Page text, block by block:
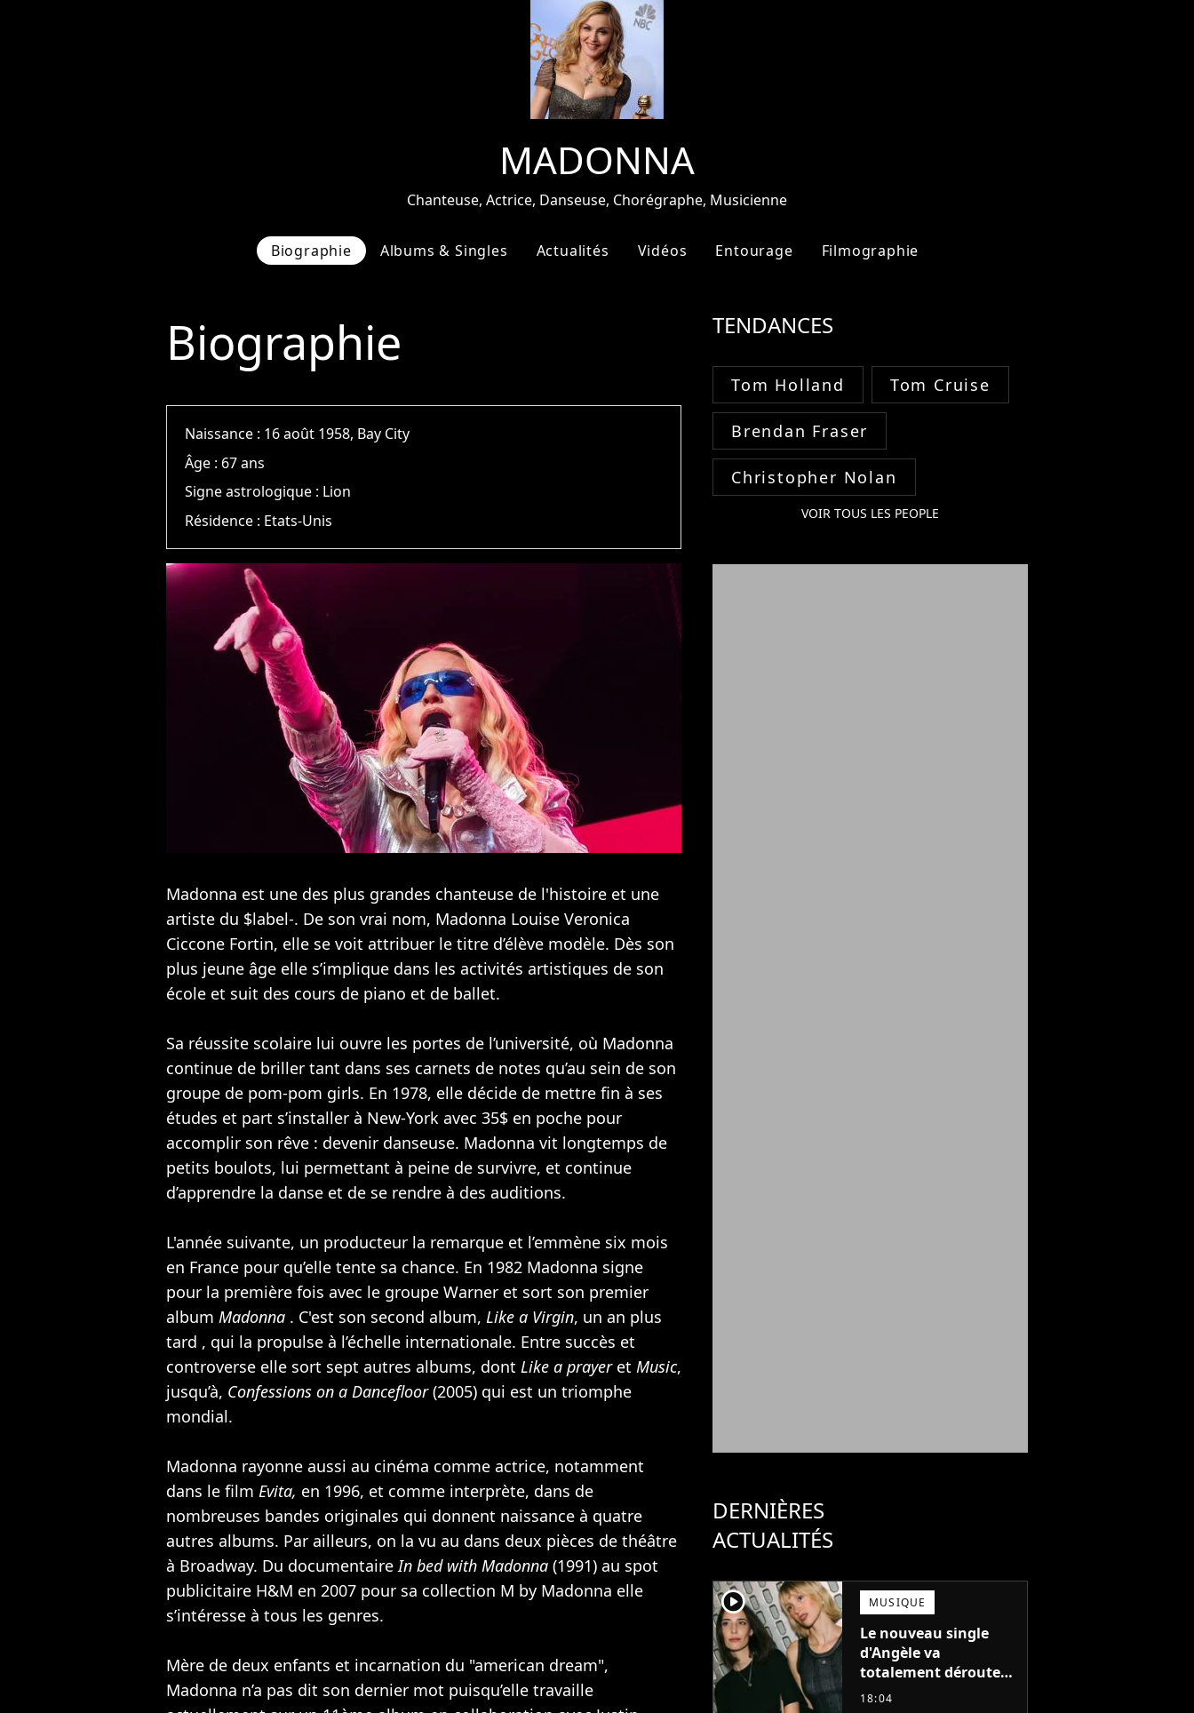
MADONNA
Chanteuse, Actrice, Danseuse, Chorégraphe, Musicienne
Biographie Albums & Singles Actualités Vidéos Entourage Filmographie
Biographie
Naissance : 16 août 1958, Bay City
Âge : 67 ans
Signe astrologique : Lion
Résidence : Etats-Unis
Madonna est une des plus grandes chanteuse de l'histoire et une
artiste du $label-. De son vrai nom, Madonna Louise Veronica
Ciccone Fortin, elle se voit attribuer le titre d’élève modèle. Dès son
plus jeune âge elle s’implique dans les activités artistiques de son
école et suit des cours de piano et de ballet.
Sa réussite scolaire lui ouvre les portes de l’université, où Madonna
continue de briller tant dans ses carnets de notes qu’au sein de son
groupe de pom-pom girls. En 1978, elle décide de mettre fin à ses
études et part s’installer à New-York avec 35$ en poche pour
accomplir son rêve : devenir danseuse. Madonna vit longtemps de
petits boulots, lui permettant à peine de survivre, et continue
d’apprendre la danse et de se rendre à des auditions.
L'année suivante, un producteur la remarque et l’emmène six mois
en France pour qu’elle tente sa chance. En 1982 Madonna signe
pour la première fois avec le groupe Warner et sort son premier
album Madonna . C'est son second album, Like a Virgin, un an plus
tard , qui la propulse à l’échelle internationale. Entre succès et
controverse elle sort sept autres albums, dont Like a prayer et Music,
jusqu’à, Confessions on a Dancefloor(2005) qui est un triomphe
mondial.
Madonna rayonne aussi au cinéma comme actrice, notamment
dans le film Evita, en 1996, et comme interprète, dans de
nombreuses bandes originales qui donnent naissance à quatre
autres albums. Par ailleurs, on la vu au dans deux pièces de théâtre
à Broadway. Du documentaireIn bed with Madonna (1991) au spot
publicitaire H&M en 2007 pour sa collection M by Madonna elle
s’intéresse à tous les genres.
Mère de deux enfants et incarnation du "american dream",
Madonna n’a pas dit son dernier mot puisqu’elle travaille
TENDANCES
Tom Holland Tom Cruise
Brendan Fraser
Christopher Nolan
VOIR TOUS LES PEOPLE
DERNIÈRES
ACTUALITÉS
player2 MUSIQUE
Le nouveau single
d'Angèle va
totalement dérouter
le public, et c'est une
18:04